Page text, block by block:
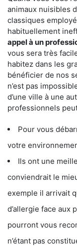
animaux nuisibles
classiques
habituellement
appel à un
vous sera très
habitez dans les
bénéficier de nos
n’est pas
d’une ville à une
professionnels
Pour vous
votre
Ils ont une
conviendrait le
exemple il arrivait
d’allergie face aux
pourront vous
n’étant pas